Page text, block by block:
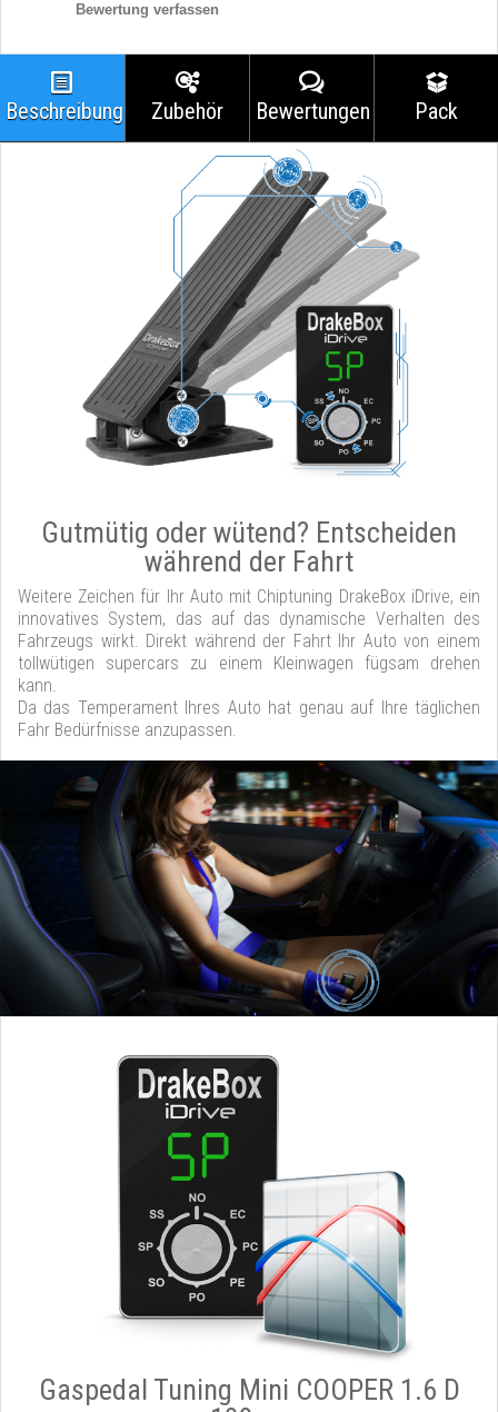
Bewertung verfassen
Beschreibung Zubehör Bewertungen Pack
Gutmütig oder wütend? Entscheiden
während der Fahrt
Weitere Zeichen für Ihr Auto mit Chiptuning DrakeBox iDrive, ein
innovatives System, das auf das dynamische Verhalten des
Fahrzeugs wirkt. Direkt während der Fahrt Ihr Auto von einem
tollwütigen supercars zu einem Kleinwagen fügsam drehen
kann.
Da das Temperament Ihres Auto hat genau auf Ihre täglichen
Fahr Bedürfnisse anzupassen.
Gaspedal Tuning Mini COOPER 1.6 D